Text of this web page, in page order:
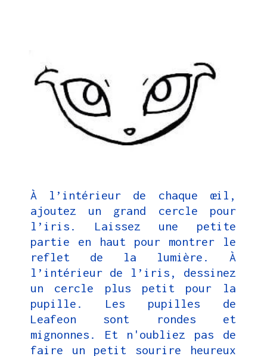
À l’intérieur de chaque œil,
ajoutez un grand cercle pour
l’iris. Laissez une petite
partie en haut pour montrer le
reflet de la lumière. À
l’intérieur de l’iris, dessinez
un cercle plus petit pour la
pupille. Les pupilles de
Leafeon sont rondes et
mignonnes. Et n'oubliez pas de
faire un petit sourire heureux